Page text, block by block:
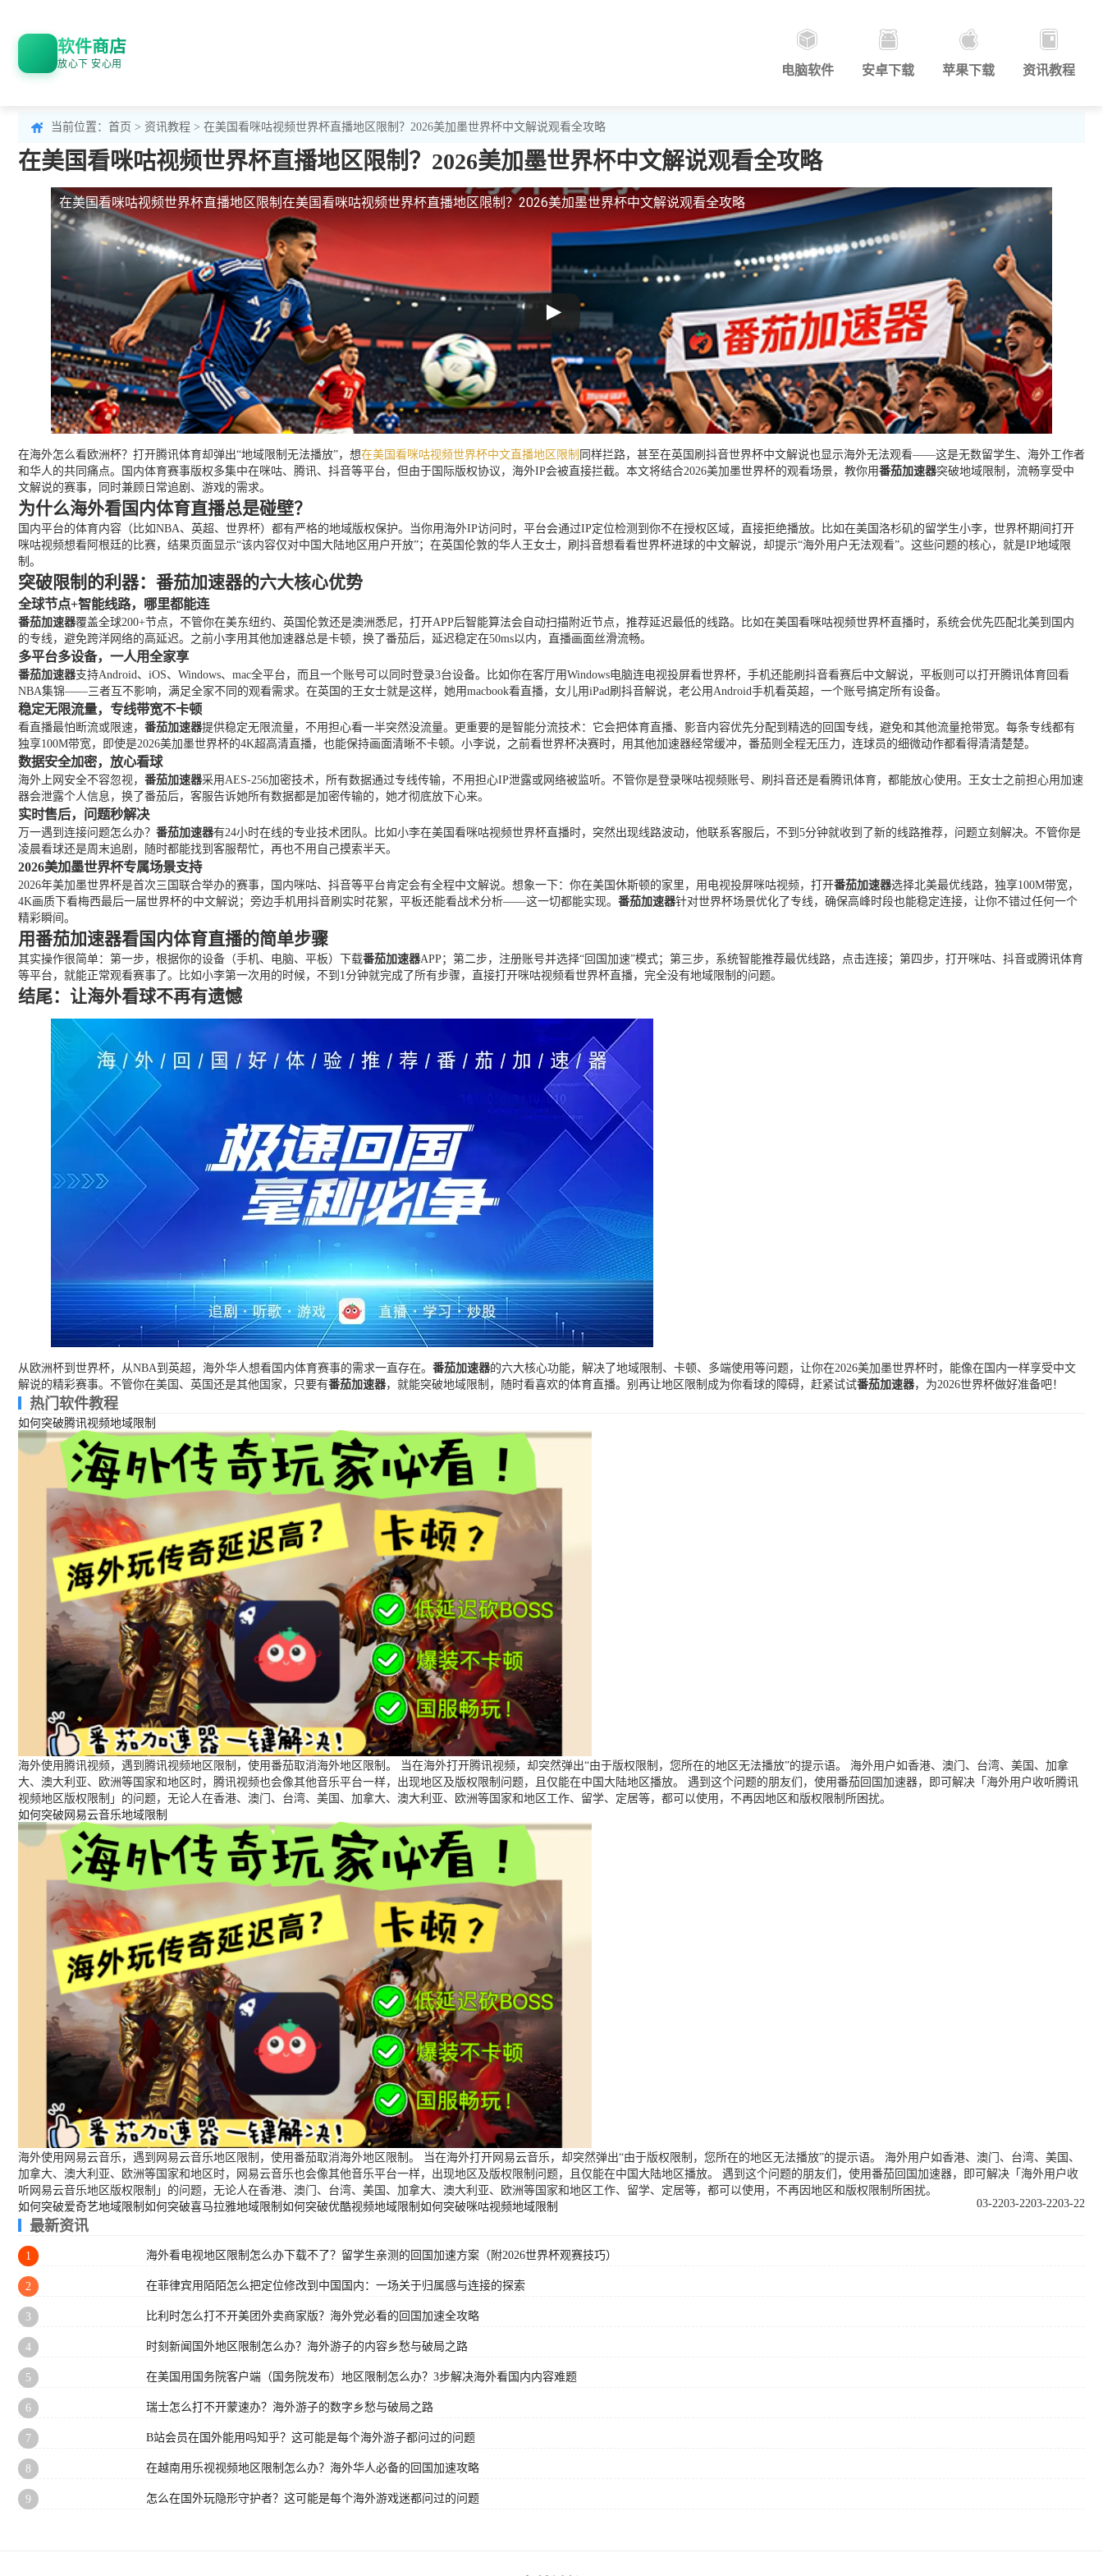
软件商店
放心下 安心用 电脑软件 安卓下载 苹果下载 资讯教程
当前位置： 首页 > 资讯教程 > 在美国看咪咕视频世界杯直播地区限制？2026美加墨世界杯中文解说观看全攻略
在美国看咪咕视频世界杯直播地区限制？2026美加墨世界杯中文解说观看全攻略
在美国看咪咕视频世界杯直播地区限制在美国看咪咕视频世界杯直播地区限制？2026美加墨世界杯中文解说观看全攻略
在海外怎么看欧洲杯？打开腾讯体育却弹出“地域限制无法播放”，想在美国看咪咕视频世界杯中文直播地区限制 同样拦路，甚至在英国刷抖音世界杯中文解说也显示海外无法观看——这是无数留学生、海外工作者
和华人的共同痛点。国内体育赛事版权多集中在咪咕、腾讯、抖音等平台，但由于国际版权协议，海外IP会被直接拦截。本文将结合2026美加墨世界杯的观看场景，教你用番茄加速器突破地域限制，流畅享受中
文解说的赛事，同时兼顾日常追剧、游戏的需求。
为什么海外看国内体育直播总是碰壁？
国内平台的体育内容（比如NBA、英超、世界杯）都有严格的地域版权保护。当你用海外IP访问时，平台会通过IP定位检测到你不在授权区域，直接拒绝播放。比如在美国洛杉矶的留学生小李，世界杯期间打开
咪咕视频想看阿根廷的比赛，结果页面显示“该内容仅对中国大陆地区用户开放”；在英国伦敦的华人王女士，刷抖音想看看世界杯进球的中文解说，却提示“海外用户无法观看”。这些问题的核心，就是IP地域限
制。
突破限制的利器：番茄加速器的六大核心优势
全球节点+智能线路，哪里都能连
番茄加速器覆盖全球200+节点，不管你在美东纽约、英国伦敦还是澳洲悉尼，打开APP后智能算法会自动扫描附近节点，推荐延迟最低的线路。比如在美国看咪咕视频世界杯直播时，系统会优先匹配北美到国内
的专线，避免跨洋网络的高延迟。之前小李用其他加速器总是卡顿，换了番茄后，延迟稳定在50ms以内，直播画面丝滑流畅。
多平台多设备，一人用全家享
番茄加速器支持Android、iOS、Windows、mac全平台，而且一个账号可以同时登录3台设备。比如你在客厅用Windows电脑连电视投屏看世界杯，手机还能刷抖音看赛后中文解说，平板则可以打开腾讯体育回看
NBA集锦——三者互不影响，满足全家不同的观看需求。在英国的王女士就是这样，她用macbook看直播，女儿用iPad刷抖音解说，老公用Android手机看英超，一个账号搞定所有设备。
稳定无限流量，专线带宽不卡顿
看直播最怕断流或限速， 番茄加速器提供稳定无限流量，不用担心看一半突然没流量。更重要的是智能分流技术：它会把体育直播、影音内容优先分配到精选的回国专线，避免和其他流量抢带宽。每条专线都有
独享100M带宽，即使是2026美加墨世界杯的4K超高清直播，也能保持画面清晰不卡顿。小李说，之前看世界杯决赛时，用其他加速器经常缓冲，番茄则全程无压力，连球员的细微动作都看得清清楚楚。
数据安全加密，放心看球
海外上网安全不容忽视， 番茄加速器采用AES-256加密技术，所有数据通过专线传输，不用担心IP泄露或网络被监听。不管你是登录咪咕视频账号、刷抖音还是看腾讯体育，都能放心使用。王女士之前担心用加速
器会泄露个人信息，换了番茄后，客服告诉她所有数据都是加密传输的，她才彻底放下心来。
实时售后，问题秒解决
万一遇到连接问题怎么办？ 番茄加速器有24小时在线的专业技术团队。比如小李在美国看咪咕视频世界杯直播时，突然出现线路波动，他联系客服后，不到5分钟就收到了新的线路推荐，问题立刻解决。不管你是
凌晨看球还是周末追剧，随时都能找到客服帮忙，再也不用自己摸索半天。
2026美加墨世界杯专属场景支持
2026年美加墨世界杯是首次三国联合举办的赛事，国内咪咕、抖音等平台肯定会有全程中文解说。想象一下：你在美国休斯顿的家里，用电视投屏咪咕视频，打开番茄加速器选择北美最优线路，独享100M带宽，
4K画质下看梅西最后一届世界杯的中文解说；旁边手机用抖音刷实时花絮，平板还能看战术分析——这一切都能实现。 番茄加速器针对世界杯场景优化了专线，确保高峰时段也能稳定连接，让你不错过任何一个
精彩瞬间。
用番茄加速器看国内体育直播的简单步骤
其实操作很简单：第一步，根据你的设备（手机、电脑、平板）下载番茄加速器APP；第二步，注册账号并选择“回国加速”模式；第三步，系统智能推荐最优线路，点击连接；第四步，打开咪咕、抖音或腾讯体育
等平台，就能正常观看赛事了。比如小李第一次用的时候，不到1分钟就完成了所有步骤，直接打开咪咕视频看世界杯直播，完全没有地域限制的问题。
结尾：让海外看球不再有遗憾
从欧洲杯到世界杯，从NBA到英超，海外华人想看国内体育赛事的需求一直存在。 番茄加速器的六大核心功能，解决了地域限制、卡顿、多端使用等问题，让你在2026美加墨世界杯时，能像在国内一样享受中文
解说的精彩赛事。不管你在美国、英国还是其他国家，只要有番茄加速器，就能突破地域限制，随时看喜欢的体育直播。别再让地区限制成为你看球的障碍，赶紧试试番茄加速器，为2026世界杯做好准备吧！
热门软件教程
如何突破腾讯视频地域限制
海外使用腾讯视频，遇到腾讯视频地区限制，使用番茄取消海外地区限制。 当在海外打开腾讯视频，却突然弹出“由于版权限制，您所在的地区无法播放”的提示语。 海外用户如香港、澳门、台湾、美国、加拿
大、澳大利亚、欧洲等国家和地区时，腾讯视频也会像其他音乐平台一样，出现地区及版权限制问题，且仅能在中国大陆地区播放。 遇到这个问题的朋友们，使用番茄回国加速器，即可解决「海外用户收听腾讯
视频地区版权限制」的问题，无论人在香港、澳门、台湾、美国、加拿大、澳大利亚、欧洲等国家和地区工作、留学、定居等，都可以使用，不再因地区和版权限制所困扰。
如何突破网易云音乐地域限制
海外使用网易云音乐，遇到网易云音乐地区限制，使用番茄取消海外地区限制。 当在海外打开网易云音乐，却突然弹出“由于版权限制，您所在的地区无法播放”的提示语。 海外用户如香港、澳门、台湾、美国、
加拿大、澳大利亚、欧洲等国家和地区时，网易云音乐也会像其他音乐平台一样，出现地区及版权限制问题，且仅能在中国大陆地区播放。 遇到这个问题的朋友们，使用番茄回国加速器，即可解决「海外用户收
听网易云音乐地区版权限制」的问题，无论人在香港、澳门、台湾、美国、加拿大、澳大利亚、欧洲等国家和地区工作、留学、定居等，都可以使用，不再因地区和版权限制所困扰。
如何突破爱奇艺地域限制
03-22
如何突破喜马拉雅地域限制 03-22
如何突破优酷视频地域限制 03-22
如何突破咪咕视频地域限制 03-22
最新资讯
1 海外看电视地区限制怎么办下载不了？留学生亲测的回国加速方案（附2026世界杯观赛技巧）
2 在菲律宾用陌陌怎么把定位修改到中国国内：一场关于归属感与连接的探索
3 比利时怎么打不开美团外卖商家版？海外党必看的回国加速全攻略
4 时刻新闻国外地区限制怎么办？海外游子的内容乡愁与破局之路
5 在美国用国务院客户端（国务院发布）地区限制怎么办？3步解决海外看国内内容难题
6 瑞士怎么打不开蒙速办？海外游子的数字乡愁与破局之路
7 B站会员在国外能用吗知乎？这可能是每个海外游子都问过的问题
8 在越南用乐视视频地区限制怎么办？海外华人必备的回国加速攻略
9 怎么在国外玩隐形守护者？这可能是每个海外游戏迷都问过的问题